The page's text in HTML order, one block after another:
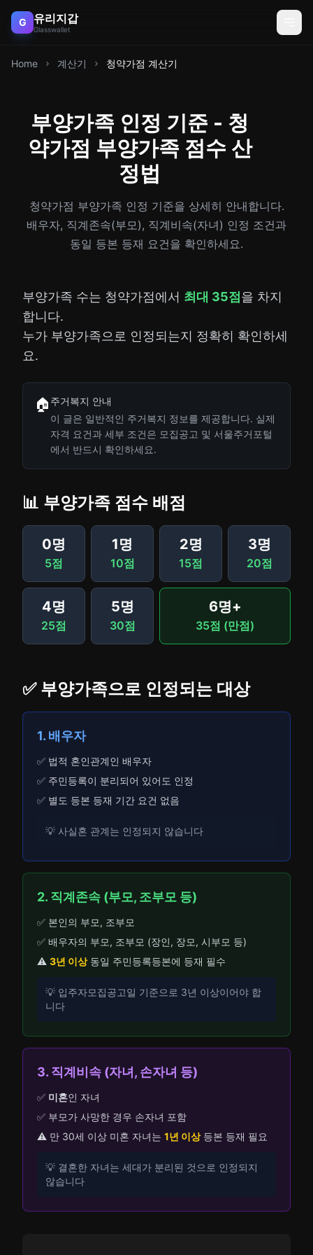
G 유리지갑
Glasswallet
Home 계산기 청약가점 계산기
부양가족 인정 기준 - 청
약가점 부양가족 점수 산
정법
청약가점 부양가족 인정 기준을 상세히 안내합니다.
배우자, 직계존속(부모), 직계비속(자녀) 인정 조건과
동일 등본 등재 요건을 확인하세요.
부양가족 수는 청약가점에서 최대 35점 을 차지
합니다.
누가 부양가족으로 인정되는지 정확히 확인하세
요.
🏠 주거복지 안내
이 글은 일반적인 주거복지 정보를 제공합니다. 실제
자격 요건과 세부 조건은 모집공고 및 서울주거포털
에서 반드시 확인하세요.
📊 부양가족 점수 배점
0명
5점
1명
10점
2명
15점
3명
20점
4명
25점
5명
30점
6명+
35점 (만점)
✅ 부양가족으로 인정되는 대상
1. 배우자
✅ 법적 혼인관계인 배우자
✅ 주민등록이 분리되어 있어도 인정
✅ 별도 등본 등재 기간 요건 없음
💡 사실혼 관계는 인정되지 않습니다
2. 직계존속 (부모, 조부모 등)
✅ 본인의 부모, 조부모
✅ 배우자의 부모, 조부모 (장인, 장모, 시부모 등)
⚠️ 3년 이상동일 주민등록등본에 등재 필수
💡 입주자모집공고일 기준으로 3년 이상이어야 합
니다
3. 직계비속 (자녀, 손자녀 등)
✅ 미혼인 자녀
✅ 부모가 사망한 경우 손자녀 포함
⚠️ 만 30세 이상 미혼 자녀는 1년 이상등본 등재 필요
💡 결혼한 자녀는 세대가 분리된 것으로 인정되지
않습니다